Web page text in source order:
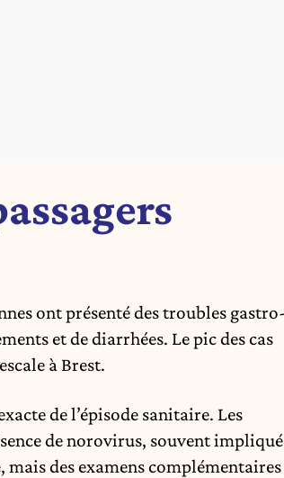
ont présenté des troubles
et de diarrhées. Le pic des cas
à Brest.
de l’épisode sanitaire. Les
de norovirus, souvent impliqué
mais des examens complémentaires